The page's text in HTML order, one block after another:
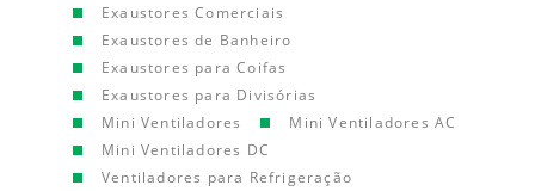
Exaustores Comerciais
Exaustores de Banheiro
Exaustores para Coifas
Exaustores para Divisórias
Mini Ventiladores
Mini Ventiladores AC
Mini Ventiladores DC
Ventiladores para Refrigeração